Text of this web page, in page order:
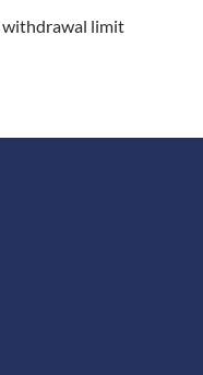
withdrawal limit